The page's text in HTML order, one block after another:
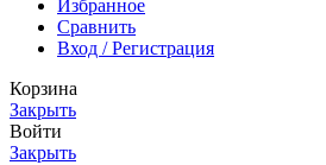
Избранное
Сравнить
Вход / Регистрация
Корзина
Закрыть
Войти
Закрыть